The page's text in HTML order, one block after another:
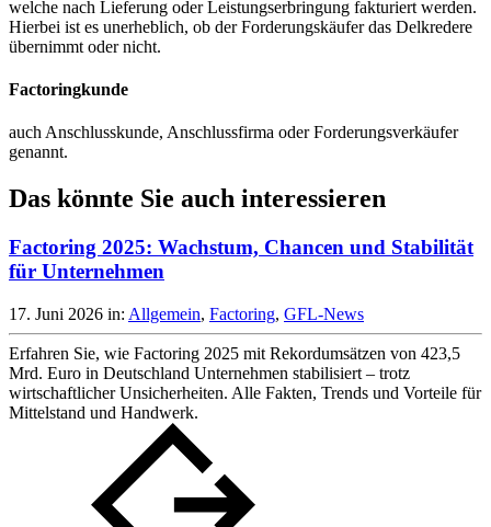
welche nach Lieferung oder Leistungserbringung fakturiert werden.
Hierbei ist es unerheblich, ob der Forderungskäufer das Delkredere
übernimmt oder nicht.
Factoringkunde
auch Anschlusskunde, Anschlussfirma oder Forderungsverkäufer
genannt.
Das könnte Sie auch interessieren
Factoring 2025: Wachstum, Chancen und Stabilität
für Unternehmen
17. Juni 2026 in: Allgemein, Factoring, GFL-News
Erfahren Sie, wie Factoring 2025 mit Rekordumsätzen von 423,5
Mrd. Euro in Deutschland Unternehmen stabilisiert – trotz
wirtschaftlicher Unsicherheiten. Alle Fakten, Trends und Vorteile für
Mittelstand und Handwerk.